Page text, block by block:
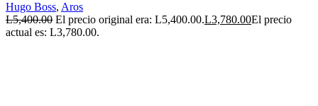
Hugo Boss, Aros
L5,400.00 El precio original era: L5,400.00.L3,780.00El precio
actual es: L3,780.00.